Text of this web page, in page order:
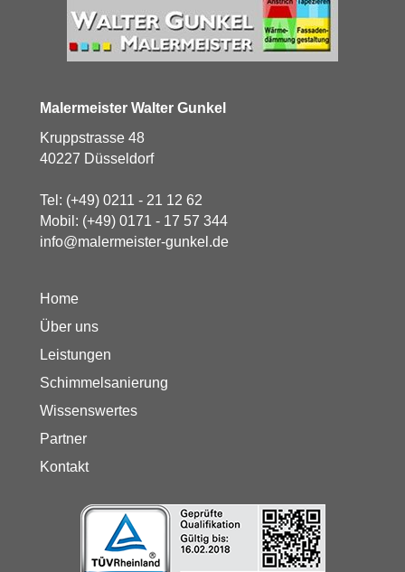
Malermeister Walter Gunkel
Kruppstrasse 48
40227 Düsseldorf
Tel: (+49) 0211 - 21 12 62
Mobil: (+49) 0171 - 17 57 344
info@malermeister-gunkel.de
Home
Über uns
Leistungen
Schimmelsanierung
Wissenswertes
Partner
Kontakt